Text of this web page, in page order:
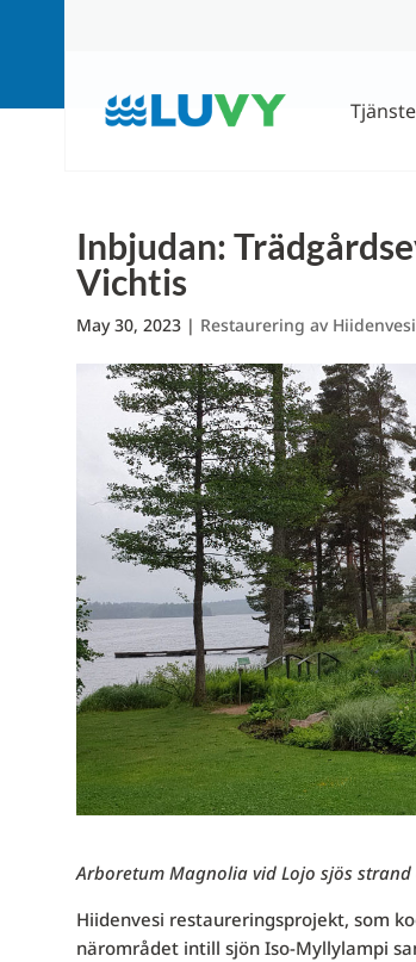
Inbjudan:
Vichtis
May 30, 2023| Restaurering av
Arboretum Magnolia vid Lojo sjös strand
Hiidenvesi restaureringsprojekt, som
närområdet intill sjön Iso-Myllylampi